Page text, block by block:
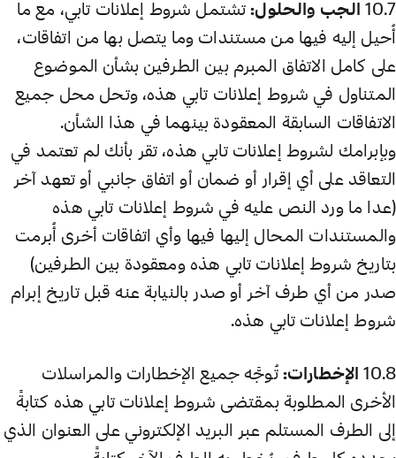
10.7 الجب والحلول:تشتمل شروط إعلانات تابي، مع ما
أُحيل إليه فيها من مستندات وما يتصل بها من اتفاقات،
على كامل الاتفاق المبرم بين الطرفين بشأن الموضوع
المتناول في شروط إعلانات تابي هذه، وتحل محل جميع
الاتفاقات السابقة المعقودة بينهما في هذا الشأن.
وبإبرامك لشروط إعلانات تابي هذه، تقر بأنك لم تعتمد في
التعاقد على أي إقرار أو ضمان أو اتفاق جانبي أو تعهد آخر
(عدا ما ورد النص عليه في شروط إعلانات تابي هذه
والمستندات المحال إليها فيها وأي اتفاقات أخرى أُبرمت
بتاريخ شروط إعلانات تابي هذه ومعقودة بين الطرفين)
صدر من أي طرف آخر أو صدر بالنيابة عنه قبل تاريخ إبرام
شروط إعلانات تابي هذه.
10.8 الإخطارات: تُوجَّه جميع الإخطارات والمراسلات
الأخرى المطلوبة بمقتضى شروط إعلانات تابي هذه كتابةً
إلى الطرف المستلم عبر البريد الإلكتروني على العنوان الذي